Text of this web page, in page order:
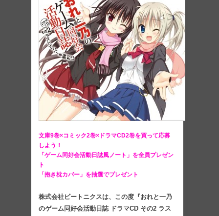
文庫9巻×コミック2巻×ドラマCD2巻を買って応募
しよう！
「ゲーム同好会活動日誌風ノート」を全員プレゼン
ト
「抱き枕カバー」を抽選でプレゼント
株式会社ビートニクスは、この度『おれと一乃
のゲーム同好会活動日誌 ドラマCD その2 ラス